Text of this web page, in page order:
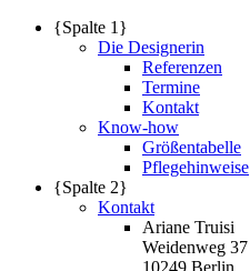
{Spalte 1}
Die Designerin
Referenzen
Termine
Kontakt
Know-how
Größentabelle
Pflegehinweise
{Spalte 2}
Kontakt
Ariane Truisi
Weidenweg 37
10249 Berlin